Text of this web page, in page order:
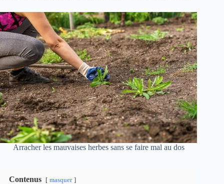
Arracher les mauvaises herbes sans se faire mal au dos
Contenus masquer